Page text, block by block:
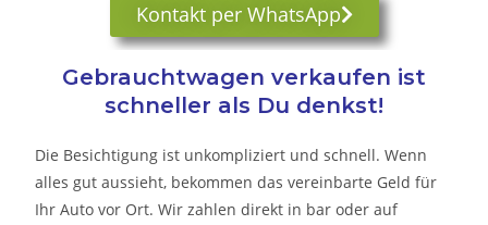
Kontakt per WhatsApp
Gebrauchtwagen verkaufen ist
schneller als Du denkst!
Die Besichtigung ist unkompliziert und schnell. Wenn
alles gut aussieht, bekommen das vereinbarte Geld für
Ihr Auto vor Ort. Wir zahlen direkt in bar oder auf